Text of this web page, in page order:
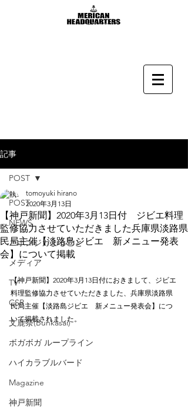
記事
POST
NEWS
ニホンジカまるごと
メディア
TV
CSR
文鹿祭(Bunkasai)
ボガボガ ループライン
ハイカラブルバード
Magazine
神戸新聞
POST
【神戸新聞】2020年3月13日付 ジビエ料理
監修協力させていただきました兵庫県淡路県
民局主催【淡路島ジビエ 新メニュー発表
会】について掲載
tomoyuki hirano
2020年3月13日
【神戸新聞】2020年3月13日付におきまして、ジビエ
料理監修協力させていただきました、兵庫県淡路県
民局主催【淡路島ジビエ　新メニュー発表会】につ
いて掲載されました。